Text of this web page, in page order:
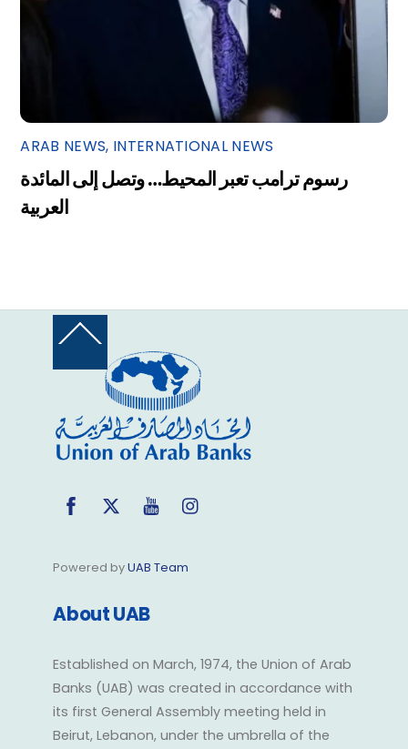
ARAB NEWS, INTERNATIONAL NEWS
رسوم ترامب تعبر المحيط… وتصل إلى المائدة
العربية
Back
Top
FacebookTwitter YouTube
Powered byUAB Team
About UAB
Established on March, 1974, the Union of Arab
Banks (UAB) was created in accordance with
its first General Assembly meeting held in
Beirut, Lebanon, under the umbrella of the